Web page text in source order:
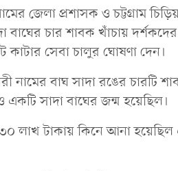
জেলা প্রশাসক ও চট্টগ্রাম
বাঘের চার শাবক খাঁচায়
কাটার সেবা চালুর ঘোষণা দেন।
নামের বাঘ সাদা রঙের চারটি
সাদা বাঘের জন্ম হয়েছিল।
লাখ টাকায় কিনে আনা হয়েছিল